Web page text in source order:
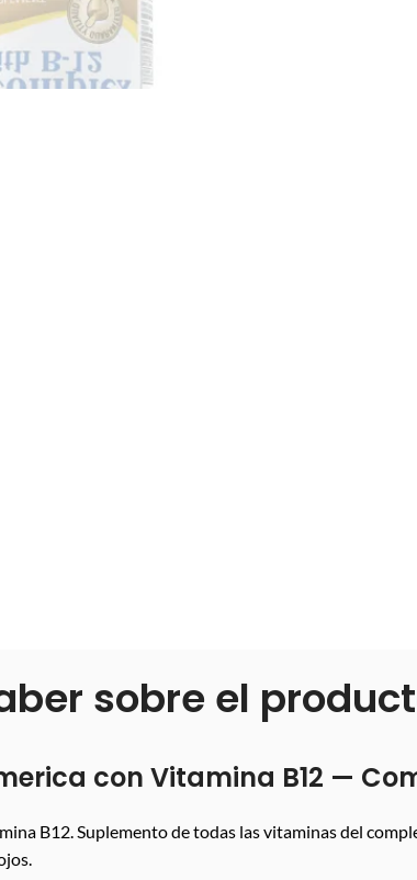
sobre el
con Vitamina B12 —
B12. Suplemento de todas las vitaminas del